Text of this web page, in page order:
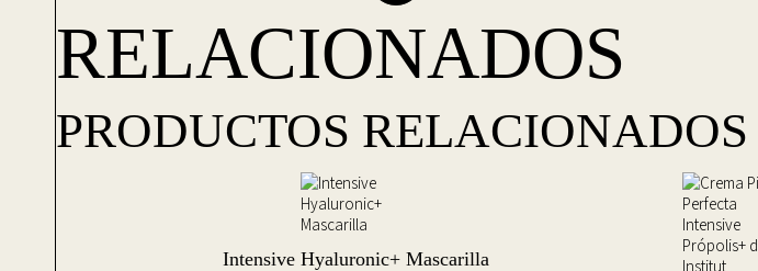
RELACIONADOS
PRODUCTOS RELACIONADOS
Intensive Hyaluronic+ Mascarilla